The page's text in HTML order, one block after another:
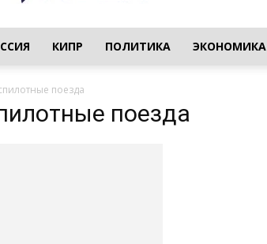
КИПР ПОЛИТИКА ЭКОНОМИКА
поезда
поезда